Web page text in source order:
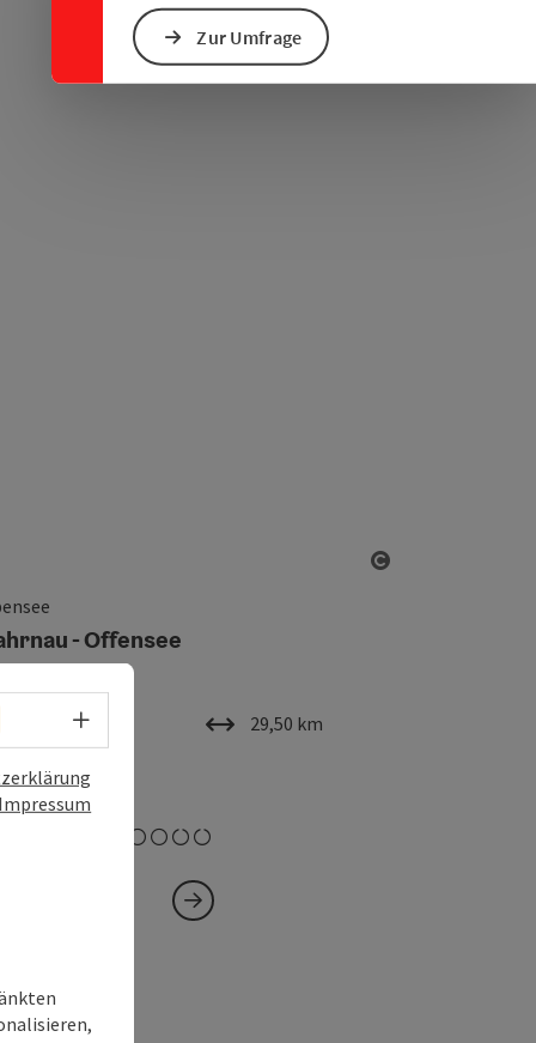
Zur Umfrage
- Offensee
658m
Länge29,50 km
mittel
Sprachwahl - Menü öffnen
Impressum